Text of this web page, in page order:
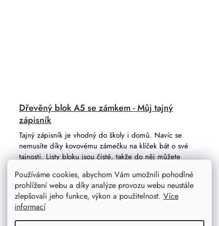
Používáme cookies, abychom Vám umožnili pohodlné
prohlížení webu a díky analýze provozu webu neustále
zlepšovali jeho funkce, výkon a použitelnost. Více
informací
Dřevěný blok A5 se zámkem - Můj tajný
zápisník
Tajný zápisník je vhodný do školy i domů. Navíc se
nemusíte díky kovovému zámečku na klíček bát o své
tajnosti. Listy bloku jsou čisté, takže do něj můžete